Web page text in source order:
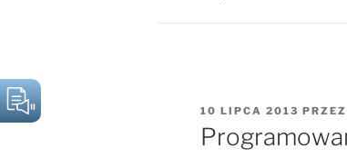
OPUBLIKOWANE
W
10 LIPCA 2013 PRZEZ